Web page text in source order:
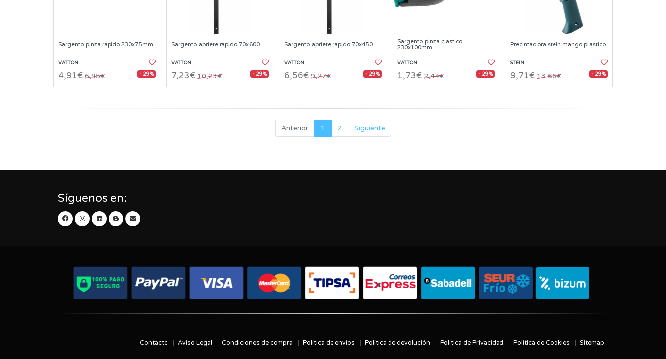
Sargento pinza rapido 230x75mm
VATTON
4,91€ 6,95€ - 29%
Sargento apriete rapido 70x600
VATTON
7,23€ 10,23€ - 29%
Sargento apriete rapido 70x450
VATTON
6,56€ 9,27€ - 29%
Sargento pinza plastico
230x100mm
VATTON
1,73€ 2,44€ - 29%
Precintadora stein mango plastico
STEIN
9,71€ 13,66€ - 29%
Anterior 1 2 Siguiente
Síguenos en:
Contacto Aviso Legal Condiciones de compra Política de envíos Política de devolución Política de Privacidad Política de Cookies Sitemap